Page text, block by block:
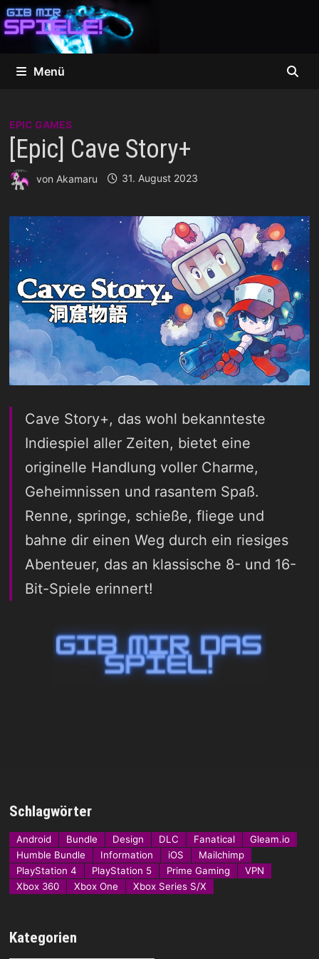
Zum
Inhalt
springen
Menü
EPIC GAMES
[Epic] Cave Story+
von Akamaru 31. August 2023
Cave Story+, das wohl bekannteste
Indiespiel aller Zeiten, bietet eine
originelle Handlung voller Charme,
Geheimnissen und rasantem Spaß.
Renne, springe, schieße, fliege und
bahne dir einen Weg durch ein riesiges
Abenteuer, das an klassische 8- und 16-
Bit-Spiele erinnert!
Schlagwörter
Android Bundle Design DLC Fanatical
Gleam.io
Humble Bundle
Information iOS
Mailchimp
PlayStation 4
PlayStation 5 Prime Gaming
VPN
Xbox 360
Xbox One Xbox Series S/X
Kategorien